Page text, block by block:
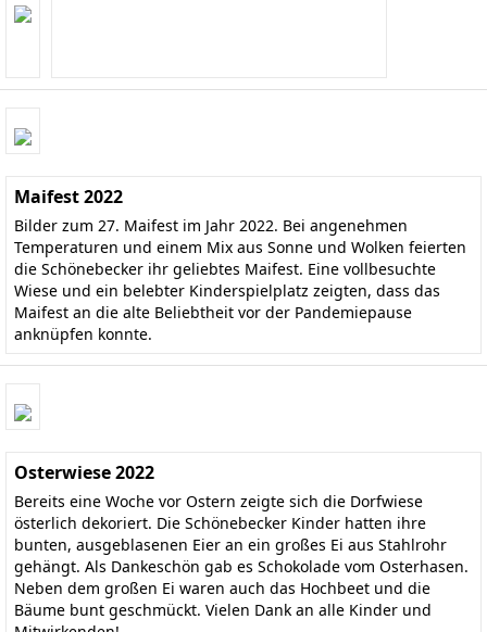
Maifest 2022
Bilder zum 27. Maifest im Jahr 2022. Bei angenehmen
Temperaturen und einem Mix aus Sonne und Wolken feierten
die Schönebecker ihr geliebtes Maifest. Eine vollbesuchte
Wiese und ein belebter Kinderspielplatz zeigten, dass das
Maifest an die alte Beliebtheit vor der Pandemiepause
anknüpfen konnte.
Osterwiese 2022
Bereits eine Woche vor Ostern zeigte sich die Dorfwiese
österlich dekoriert. Die Schönebecker Kinder hatten ihre
bunten, ausgeblasenen Eier an ein großes Ei aus Stahlrohr
gehängt. Als Dankeschön gab es Schokolade vom Osterhasen.
Neben dem großen Ei waren auch das Hochbeet und die
Bäume bunt geschmückt. Vielen Dank an alle Kinder und